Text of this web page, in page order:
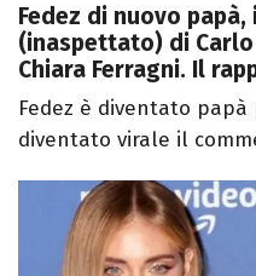
Fedez di nuovo papà,
(inaspettato) di
Chiara Ferragni. Il
Fedez è diventato
diventato virale il